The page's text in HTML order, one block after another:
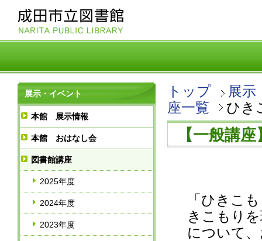
展示・イベント
本館 展示情報
本館 おはなし会
図書館講座
2025年度
2024年度
2023年度
トップ
展示
座一覧
ひき
【一般講
「ひきこ
きこもり
について